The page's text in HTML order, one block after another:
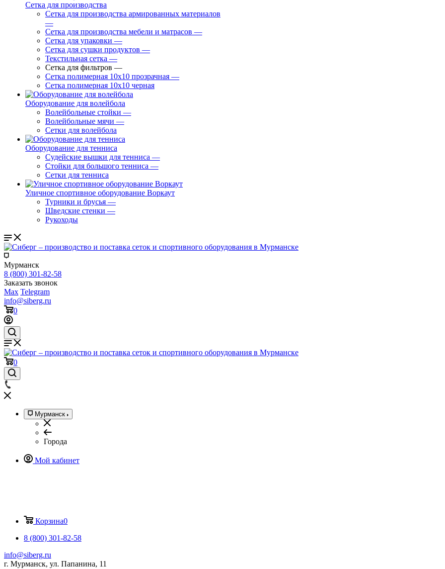
Сетка для производства
Сетка для производства армированных материалов
—
Сетка для производства мебели и матрасов —
Сетка для упаковки —
Сетка для сушки продуктов —
Текстильная сетка —
Сетка для фильтров —
Сетка полимерная 10х10 прозрачная —
Сетка полимерная 10х10 черная
Оборудование для волейбола
Волейбольные стойки —
Волейбольные мячи —
Сетки для волейбола
Оборудование для тенниса
Судейские вышки для тенниса —
Стойки для большого тенниса —
Сетки для тенниса
Уличное спортивное оборудование Воркаут
Турники и брусья —
Шведские стенки —
Рукоходы
Мурманск
8 (800) 301-82-58
Заказать звонок
Max Telegram
info@siberg.ru
0
0
Мурманск
Города
Мой кабинет
Корзина0
8 (800) 301-82-58
info@siberg.ru
г. Мурманск, ул. Папанина, 11